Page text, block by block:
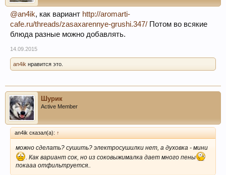
@an4ik, как вариант http://aromarti-
cafe.ru/threads/zasaxarennye-grushi.347/ Потом во всякие
блюда разные можно добавлять.
14.09.2015
an4ik нравится это.
Шурик
Active Member
an4ik сказал(а): ↑
можно сделать? сушить? электросушилки нет, а духовка - мини
. Как вариант сок, но из соковыжималка дает много пены
покааа отфильтруется..